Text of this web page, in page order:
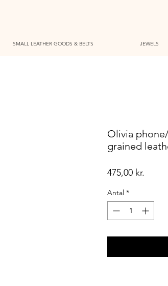
SMALL LEATHER GOODS & BELTS JEWELS
Olivia
grained
475,00 kr.
Antal *